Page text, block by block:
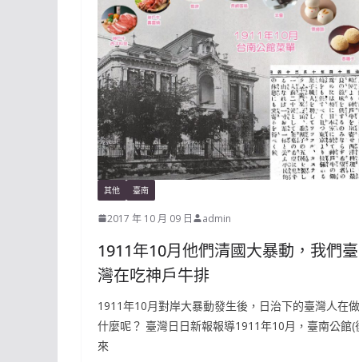
其他 臺南
2017 年 10 月 09 日 admin
1911年10月他們清國大暴動，我們臺
灣在吃神戶牛排
1911年10月對岸大暴動發生後，日治下的臺灣人在做
什麼呢？ 臺灣日日新報報導1911年10月，臺南公館(
來